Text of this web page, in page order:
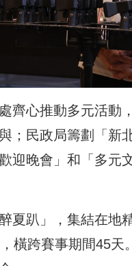
齊心推動多元活動
；民政局籌劃「新
迎晚會」和「多元
夏趴」，集結在地
橫跨賽事期間45